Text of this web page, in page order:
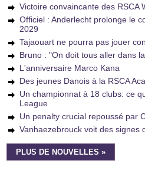
Victoire convaincante des RSCA
Officiel : Anderlecht prolonge le
2029
Tajaouart ne pourra pas jouer
Bruno : "On doit tous aller dans
L'anniversaire Marco Kana
Des jeunes Danois à la RSCA
Un championnat à 18 clubs: ce
League
Un penalty crucial repoussé par
Vanhaezebrouck voit des signes
PLUS DE NOUVELLES »